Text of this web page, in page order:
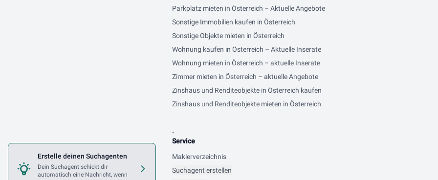
Erstelle deinen Suchagenten
Dein Suchagent schickt dir
automatisch eine Nachricht, wenn
Parkplatz mieten in Österreich – Aktuelle Angebote
Sonstige Immobilien kaufen in Österreich
Sonstige Objekte mieten in Österreich
Wohnung kaufen in Österreich – Aktuelle Inserate
Wohnung mieten in Österreich – aktuelle Inserate
Zimmer mieten in Österreich – aktuelle Angebote
Zinshaus und Renditeobjekte in Österreich kaufen
Zinshaus und Renditeobjekte mieten in Österreich
.
Service
Maklerverzeichnis
Suchagent erstellen